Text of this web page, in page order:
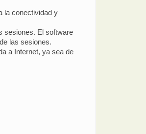
la conectividad y
sesiones. El software
las sesiones.
a Internet, ya sea de